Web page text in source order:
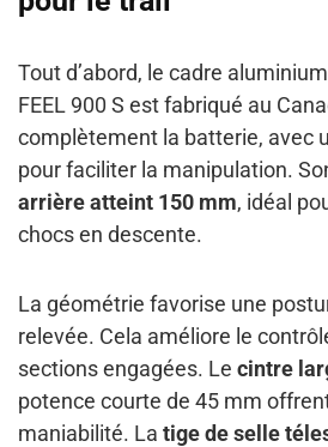
Tout d’abord, le cadre
FEEL 900 S est fabriqué au
complètement la batterie, avec
pour faciliter la manipulation.
arrière atteint 150 mm, idéal
chocs en descente.
La géométrie favorise une
relevée. Cela améliore le
sections engagées. Le cintre
potence courte de 45 mm
maniabilité. La tige de selle